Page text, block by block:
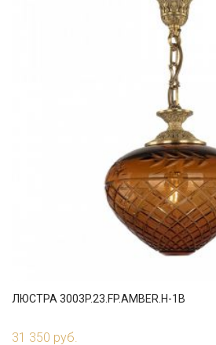
ЛЮСТРА 3003P.23.FP.AMBER.H-1B
31 350 руб.